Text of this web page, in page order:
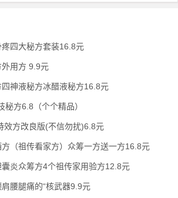
四大秘方套装16.8元
用方 9.9元
神液秘方冰醋液秘方16.8元
秘方6.8（个个精品）
效方改良版(不信勿扰)6.8元
（祖传看家方）众筹一方送一方16.8元
炎众筹方4个祖传家用验方12.8元
腰腿痛的“核武器9.9元